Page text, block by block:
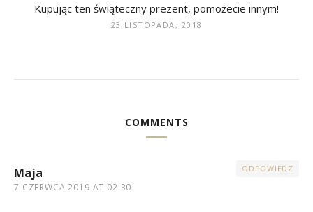
Kupując ten świąteczny prezent, pomożecie innym!
23 LISTOPADA, 2018
COMMENTS
Maja
7 CZERWCA 2019 AT 02:30
ODPOWIEDZ